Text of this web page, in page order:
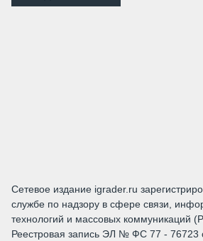
Сетевое издание igrader.ru
службе по надзору в сфере связи,
технологий и массовых коммуникаций
Реестровая запись ЭЛ № ФС 77 - 76723